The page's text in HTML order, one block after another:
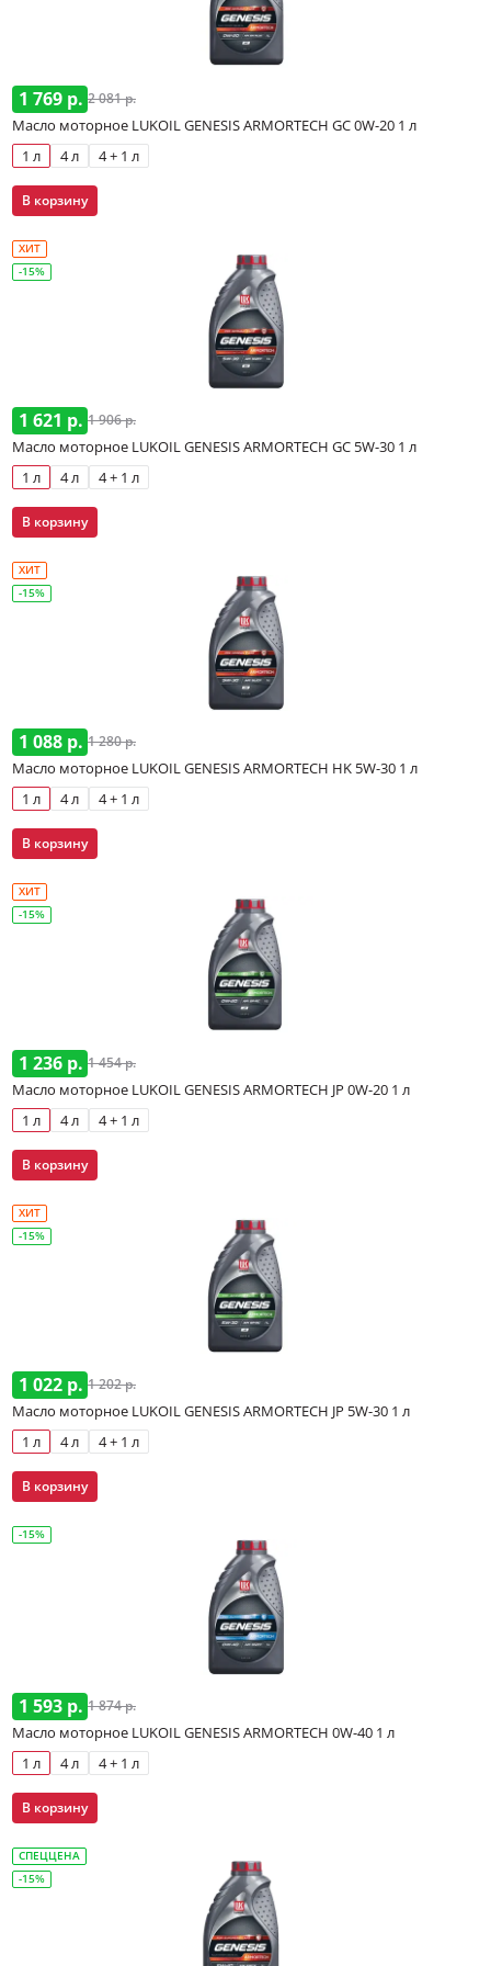
1 769 р. 2 081 р.
Масло моторное LUKOIL GENESIS ARMORTECH GC 0W-20 1 л
1 л
4 л 4 + 1 л
В корзину
ХИТ
-15%
1 621 р. 1 906 р.
Масло моторное LUKOIL GENESIS ARMORTECH GC 5W-30 1 л
1 л
4 л 4 + 1 л
В корзину
ХИТ
-15%
1 088 р. 1 280 р.
Масло моторное LUKOIL GENESIS ARMORTECH HK 5W-30 1 л
1 л
4 л 4 + 1 л
В корзину
ХИТ
-15%
1 236 р. 1 454 р.
Масло моторное LUKOIL GENESIS ARMORTECH JP 0W-20 1 л
1 л
4 л 4 + 1 л
В корзину
ХИТ
-15%
1 022 р. 1 202 р.
Масло моторное LUKOIL GENESIS ARMORTECH JP 5W-30 1 л
1 л
4 л 4 + 1 л
В корзину
-15%
1 593 р. 1 874 р.
Масло моторное LUKOIL GENESIS ARMORTECH 0W-40 1 л
1 л
4 л 4 + 1 л
В корзину
СПЕЦЦЕНА
-15%